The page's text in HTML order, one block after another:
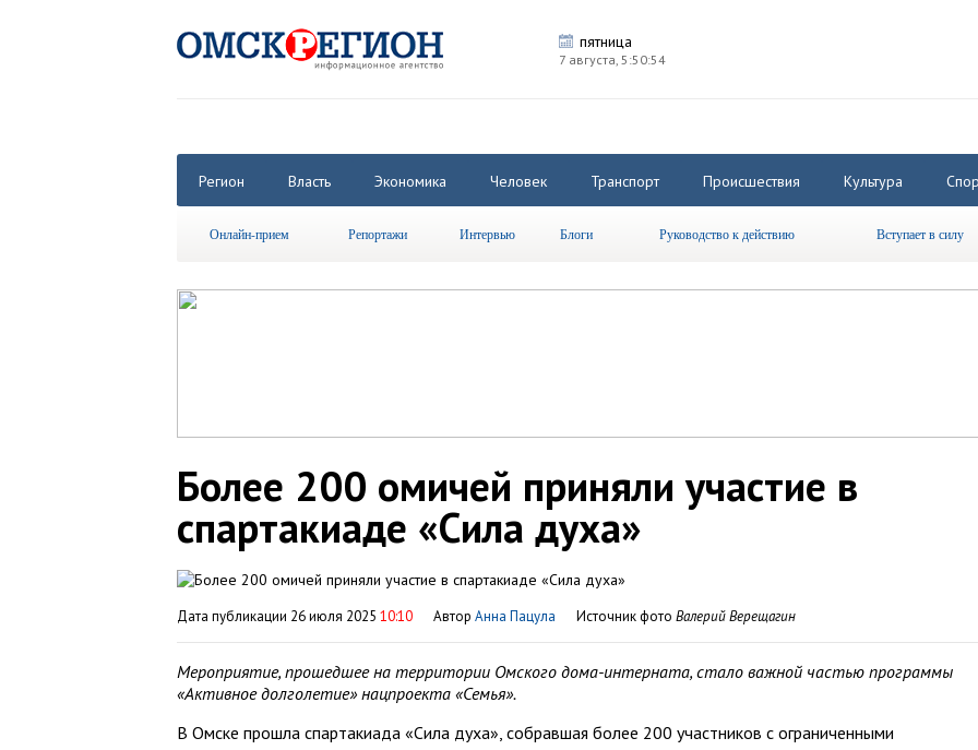
пятница
7 августа, 5:50:55
Регион Власть Экономика Человек Транспорт Происшествия Культура
Онлайн-прием Репортажи Интервью Блоги Руководство к действию Вступает в силу
Более 200 омичей приняли участие в
спартакиаде «Сила духа»
Дата публикации 26 июля 2025 10:10 Автор Анна Пацула Источник фото Валерий Верещагин
Мероприятие, прошедшее на территории Омского дома-интерната, стало важной частью программы
«Активное долголетие» нацпроекта «Семья».
В Омске прошла спартакиада «Сила духа», собравшая более 200 участников с ограниченными